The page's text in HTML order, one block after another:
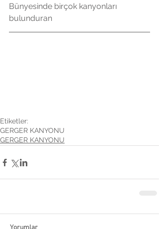
Bünyesinde birçok kanyonları
bulunduran
Etiketler:
GERGER KANYONU
GERGER KANYONU